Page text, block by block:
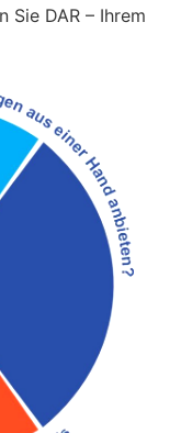
Sie DAR – Ihrem